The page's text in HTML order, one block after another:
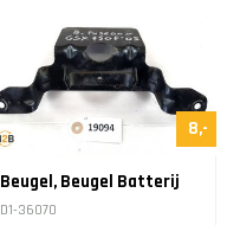
8,-
Beugel, Beugel Batterij
D1-36070